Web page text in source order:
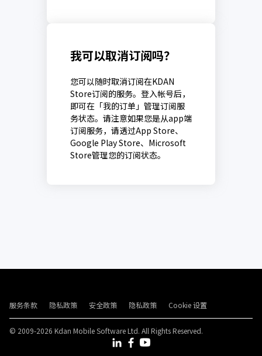
我可以取消订阅吗？
您可以随时取消订阅在KDAN
Store订阅的服务。登入帐号后，
即可在「我的订单」管理订阅服
务状态。请注意如果您是从app端
订阅服务，请透过App Store、
Google Play Store、Microsoft
Store管理您的订阅状态。
服务条款 隐私政策 安全政策 隐私政策 Cookie 设置
© 2009-2026 Kdan Mobile Software Ltd. All Rights Reserved.